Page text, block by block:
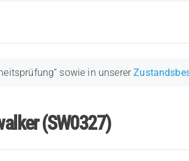
sowie in unserer
(SW0327)